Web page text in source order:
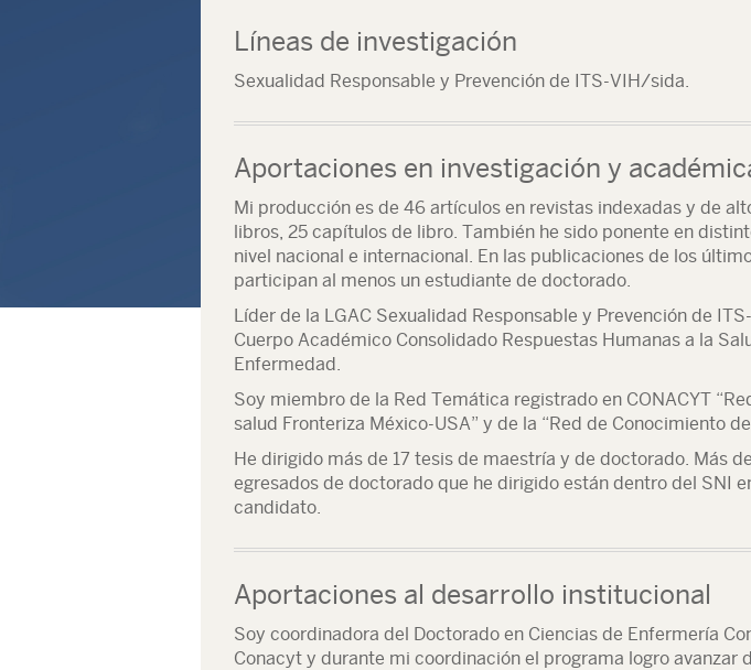
Líneas de investigación
Sexualidad Responsable y Prevención de ITS-VIH/sida.
Aportaciones en investigación y
Mi producción es de 46 artículos en revistas indexadas y de
libros, 25 capítulos de libro. También he sido ponente en
nivel nacional e internacional. En las publicaciones de los
participan al menos un estudiante de doctorado.
Líder de la LGAC Sexualidad Responsable y Prevención de
Cuerpo Académico Consolidado Respuestas Humanas a la
Enfermedad.
Soy miembro de la Red Temática registrado en CONACYT
salud Fronteriza México-USA” y de la “Red de Conocimiento
He dirigido más de 17 tesis de maestría y de doctorado. Más
egresados de doctorado que he dirigido están dentro del SNI
candidato.
Aportaciones al desarrollo institucional
Soy coordinadora del Doctorado en Ciencias de Enfermería
Conacyt y durante mi coordinación el programa logro avanzar